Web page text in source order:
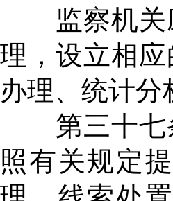
监察机关应
理，设立相
办理、统计
第三十七条
照有关规定